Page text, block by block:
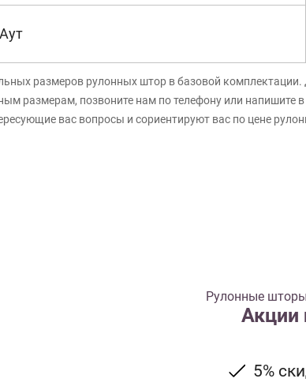
размеров рулонных штор в базовой комплектации.
размерам, позвоните нам по телефону или напишите
вас вопросы и сориентируют вас по цене
Рулонные
Акции
5%